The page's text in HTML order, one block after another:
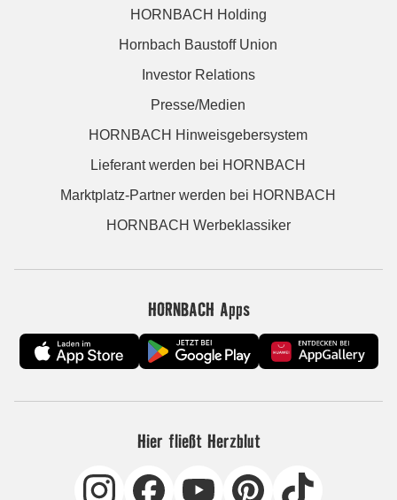
HORNBACH Holding
Hornbach Baustoff Union
Investor Relations
Presse/Medien
HORNBACH Hinweisgebersystem
Lieferant werden bei HORNBACH
Marktplatz-Partner werden bei HORNBACH
HORNBACH Werbeklassiker
HORNBACH Apps
Hier fließt Herzblut